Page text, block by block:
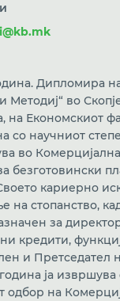
Дипломира
Методиј“ во
на Економскиот
со научниот
во
безготовински
кариерно
на стопанство,
за
кредити,
и Претседател
ја
одбор на